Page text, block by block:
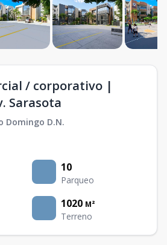
/ corporativo |
Sarasota
Domingo D.N.
10
Parqueo
1020 M²
Terreno